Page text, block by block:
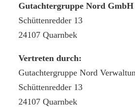
Gutachtergruppe Nord
Schüttenredder 13
24107 Quarnbek
Vertreten durch:
Gutachtergruppe Nord
Schüttenredder 13
24107 Quarnbek